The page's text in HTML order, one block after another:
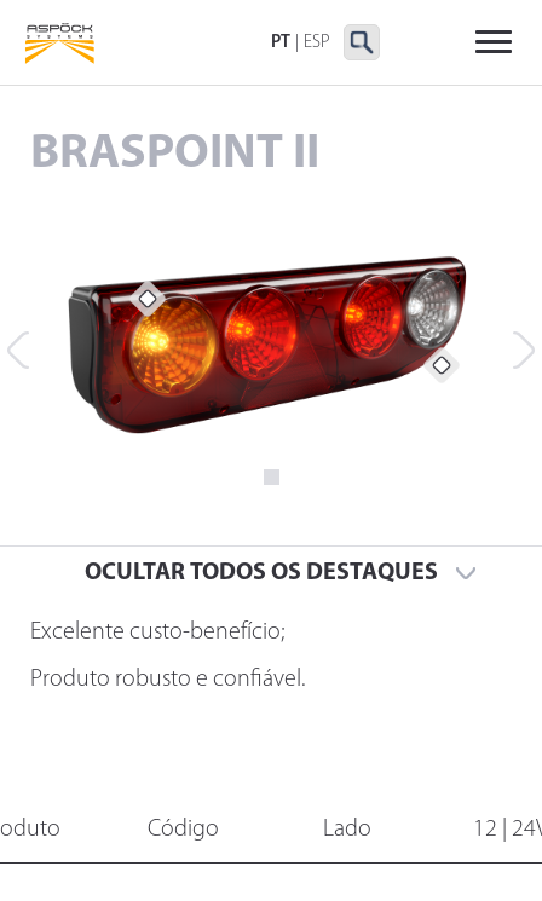
PT ESP
DELIMITADORAS E
LATERAIS
BRASPOINT II
OCULTAR TODOS OS DESTAQUES
Excelente custo-benefício;
Produto robusto e confiável.
Código Lado 12 |